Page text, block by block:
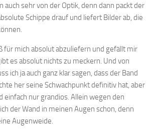
auch sehr von der Optik, denn dann packt der
Schippe drauf und liefert Bilder ab, die
für mich absolut abzuliefern und gefällt mir
es absolut nichts zu meckern. Und von
ich ja auch ganz klar sagen, dass der Band
her seine Schwachpunkt definitiv hat, aber
einfach nur grandios. Allein wegen den
der Wand in meinen Augen schon, denn
Augenweide.